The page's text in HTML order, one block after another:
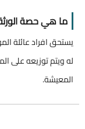
ما هي حصة
له ويتم توزيعه على
المعيشة.